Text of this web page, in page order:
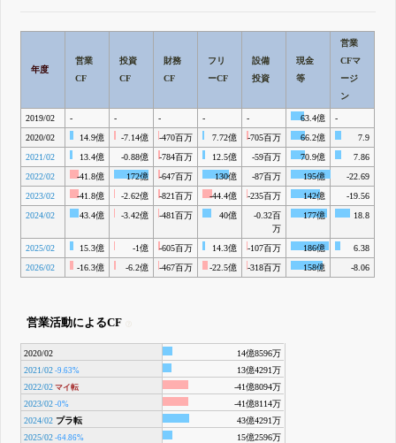
年度
営業
CF
投資
CF
財務
CF
フリ
ーCF
設備
投資
現金
等
営業
CFマ
ージ
ン
2019/02 - - - - - 63.4億
-
2020/02
14.9億 -7.14億 -470百万 7.72億 -705百万 66.2億
7.9
2021/02
13.4億 -0.88億 -784百万 12.5億 -59百万 70.9億
7.86
2022/02
-41.8億 172億 -647百万 130億 -87百万 195億
-22.69
2023/02
-41.8億 -2.62億 -821百万 -44.4億 -235百万 142億
-19.56
2024/02
43.4億 -3.42億 -481百万 40億
-0.32百
万
177億 18.8
2025/02 15.3億 -1億 -605百万 14.3億 -107百万 186億
6.38
2026/02
-16.3億 -6.2億 -467百万 -22.5億 -318百万 158億 -8.06
営業活動によるCF
2020/02
14億8596万
2021/02 -9.63%
13億4291万
2022/02 マイ転
-41億8094万
2023/02 -0%
-41億8114万
2024/02 プラ転
43億4291万
2025/02 -64.86%
15億2596万